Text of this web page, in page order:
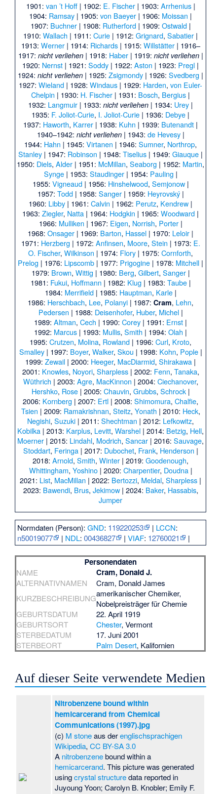
1901: van ’t Hoff| 1902: E. Fischer| 1903: Arrhenius|
1904: Ramsay | 1905: von Baeyer | 1906: Moissan |
1907: Buchner| 1908: Rutherford| 1909: Ostwald|
1910: Wallach | 1911: Curie | 1912: Grignard, Sabatier |
1913: Werner| 1914: Richards| 1915: Willstätter| 1916–
1917: nicht verliehen| 1918: Haber| 1919: nicht verliehen|
1920: Nernst | 1921: Soddy | 1922: Aston | 1923: Pregl |
1924: nicht verliehen | 1925: Zsigmondy | 1926: Svedberg |
1927: Wieland | 1928: Windaus | 1929: Harden, von Euler-
Chelpin | 1930: H. Fischer | 1931: Bosch, Bergius |
1932: Langmuir | 1933: nicht verliehen | 1934: Urey |
1935: F. Joliot-Curie, I. Joliot-Curie | 1936: Debye |
1937: Haworth, Karrer | 1938: Kuhn | 1939: Butenandt |
1940–1942: nicht verliehen| 1943: de Hevesy|
1944: Hahn | 1945: Virtanen | 1946: Sumner, Northrop,
Stanley | 1947: Robinson | 1948: Tiselius | 1949: Giauque |
1950: Diels, Alder | 1951: McMillan, Seaborg | 1952: Martin,
Synge| 1953: Staudinger| 1954: Pauling |
1955: Vigneaud| 1956: Hinshelwood, Semjonow|
1957: Todd| 1958: Sanger| 1959: Heyrovský|
1960: Libby | 1961: Calvin | 1962: Perutz, Kendrew |
1963: Ziegler, Natta | 1964: Hodgkin | 1965: Woodward |
1966: Mulliken | 1967: Eigen, Norrish, Porter|
1968: Onsager | 1969: Barton, Hassel | 1970: Leloir |
1971: Herzberg | 1972: Anfinsen, Moore, Stein | 1973: E.
O. Fischer, Wilkinson | 1974: Flory | 1975: Cornforth,
Prelog | 1976: Lipscomb | 1977: Prigogine | 1978: Mitchell |
1979: Brown, Wittig | 1980: Berg, Gilbert, Sanger|
1981: Fukui, Hoffmann | 1982: Klug | 1983: Taube|
1984: Merrifield| 1985: Hauptman, Karle|
1986: Herschbach, Lee, Polanyi | 1987: Cram, Lehn,
Pedersen | 1988: Deisenhofer, Huber, Michel|
1989: Altman, Cech | 1990: Corey | 1991: Ernst |
1992: Marcus | 1993: Mullis, Smith | 1994: Olah |
1995: Crutzen, Molina, Rowland | 1996: Curl, Kroto,
Smalley| 1997: Boyer, Walker, Skou | 1998: Kohn, Pople|
1999: Zewail | 2000: Heeger, MacDiarmid, Shirakawa |
2001: Knowles, Noyori, Sharpless| 2002: Fenn, Tanaka,
Wüthrich | 2003: Agre, MacKinnon | 2004: Ciechanover,
Hershko, Rose| 2005: Chauvin, Grubbs, Schrock|
2006: Kornberg | 2007: Ertl | 2008: Shimomura, Chalfie,
Tsien | 2009: Ramakrishnan, Steitz, Yonath | 2010: Heck,
Negishi, Suzuki | 2011: Shechtman | 2012: Lefkowitz,
Kobilka | 2013: Karplus, Levitt, Warshel | 2014: Betzig, Hell,
Moerner | 2015: Lindahl, Modrich, Sancar | 2016: Sauvage,
Stoddart, Feringa| 2017: Dubochet, Frank, Henderson |
2018: Arnold, Smith, Winter | 2019: Goodenough,
Whittingham, Yoshino| 2020: Charpentier, Doudna|
2021: List, MacMillan | 2022: Bertozzi, Meldal, Sharpless |
2023: Bawendi, Brus, Jekimow| 2024: Baker, Hassabis,
Jumper
Normdaten (Person):GND: 119220253 | LCCN:
n50019077
| NDL:00436827 |VIAF: 12760021 |
Personendaten
NAME Cram, Donald J.
ALTERNATIVNAMEN
Cram, Donald James
KURZBESCHREIBUNGamerikanischer Chemiker,
Nobelpreisträger für Chemie
GEBURTSDATUM
22. April 1919
GEBURTSORT
Chester, Vermont
STERBEDATUM
17. Juni 2001
STERBEORT
Palm Desert, Kalifornien
Auf dieser Seite verwendete Medien
Nitrobenzene bound within
hemicarcerand from Chemical
Communications (1997).jpg
(c) M stoneaus derenglischsprachigen
Wikipedia,CC BY-SA 3.0
A nitrobenzenebound within a
hemicarcerand. This picture was generated
usingcrystal structuredata reported in
Juyoung Yoon; Carolyn B. Knobler; Emily F.